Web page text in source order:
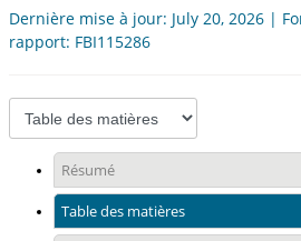
Dernière mise à jour: July 20, 2026 |
rapport: FBI115286
Résumé
Table des matières